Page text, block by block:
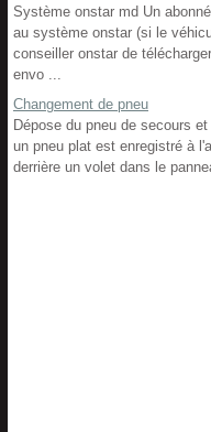
Système onstar md Un
au système onstar (si le
conseiller onstar de
envo ...
Changement de pneu
Dépose du pneu de secours
un pneu plat est enregistré à
derrière un volet dans le